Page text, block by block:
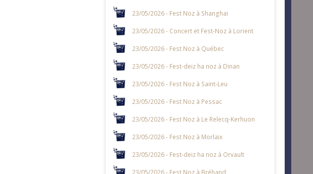
23/05/2026 - Fest Noz à Shanghai
23/05/2026 - Concert et Fest-Noz à Lorient
23/05/2026 - Fest Noz à Québec
23/05/2026 - Fest-deiz ha noz à Dinan
23/05/2026 - Fest Noz à Saint-Leu
23/05/2026 - Fest Noz à Pessac
23/05/2026 - Fest Noz à Le Relecq-Kerhuon
23/05/2026 - Fest Noz à Morlaix
23/05/2026 - Fest-deiz ha noz à Orvault
23/05/2026 - Fest Noz à Bréhand